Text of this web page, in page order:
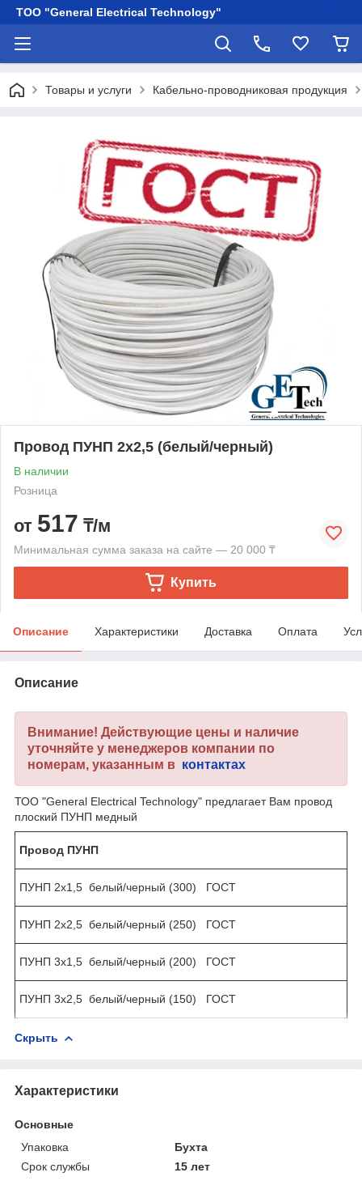
ТОО "General Electrical Technology"
Товары и услуги Кабельно-проводниковая продукция
Провод ПУНП 2х2,5 (белый/черный)
В наличии
Розница
от 517 ₸/м
Минимальная сумма заказа на сайте — 20 000 ₸
Купить
Описание Характеристики Доставка Оплата
Описание
Внимание! Действующие цены и наличие
уточняйте у менеджеров компании по
номерам, указанным в контактах
ТОО "General Electrical Technology" предлагает Вам провод
плоский ПУНП медный
Провод ПУНП
ПУНП 2х1,5 белый/черный (300) ГОСТ
ПУНП 2х2,5 белый/черный (250) ГОСТ
ПУНП 3х1,5 белый/черный (200) ГОСТ
ПУНП 3х2,5 белый/черный (150) ГОСТ
Скрыть
Характеристики
Основные
Упаковка
Бухта
Срок службы
15 лет